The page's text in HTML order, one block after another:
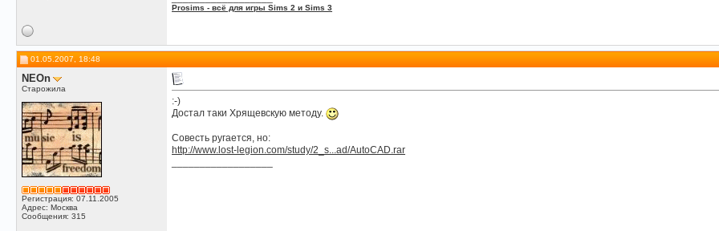
Prosims - всё для игры Sims 2 и Sims 3
01.05.2007, 18:48
NEOn
Старожила
Регистрация: 07.11.2005
Адрес: Москва
Сообщения: 315
:-)
Достал таки Хрящевскую методу.
Совесть ругается, но:
http://www.lost-legion.com/study/2_s...ad/AutoCAD.rar